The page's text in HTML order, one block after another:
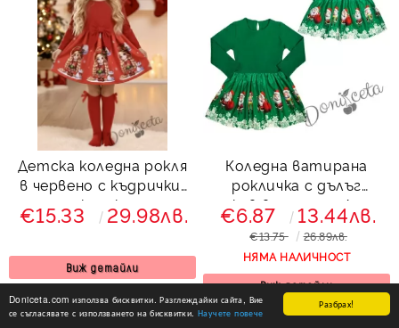
Разбрах!
Doniceta.com използва бисквитки. Разглеждайки сайта, Вие
се съгласявате с използването на бисквитки. Научете повече
Детска коледна рокля
в червено с къдрички,
панделка и коледни
мотиви
€15.33 29.98лв.
Виж детайли
Коледна ватирана
рокличка с дълъг
ръкав в зелено с Дядо
Коледа
€6.87 13.44лв.
€13.75
26.89лв.
НЯМА НАЛИЧНОСТ
Виж детайли